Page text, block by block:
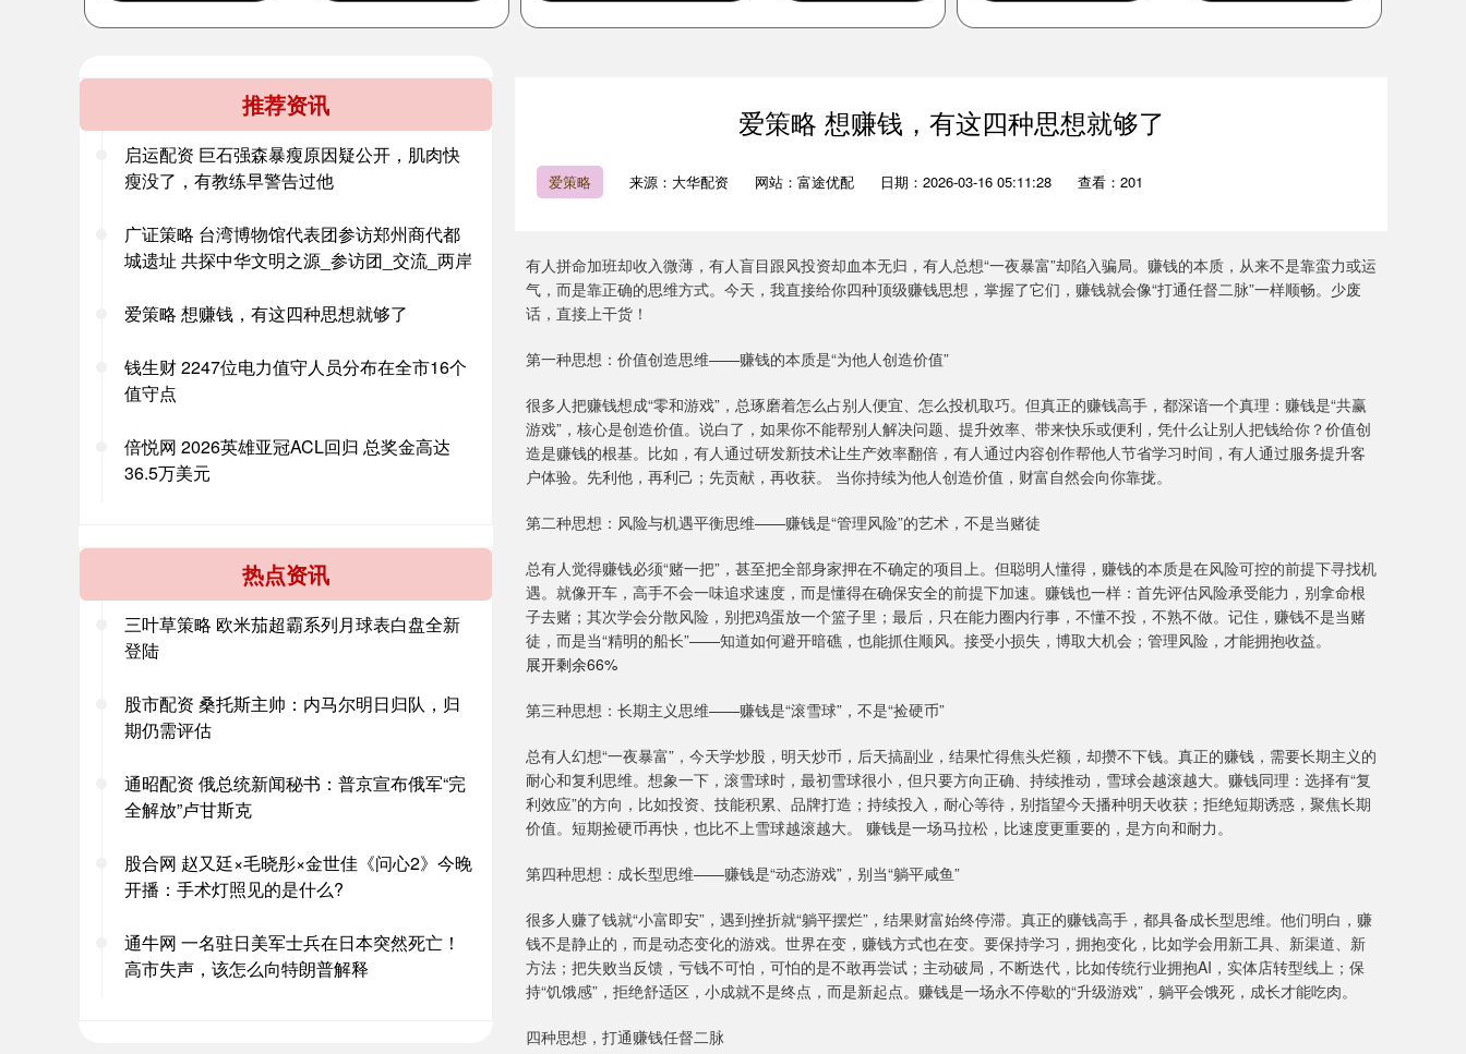
爱策略 想赚钱，有这四种思想就够了
爱策略 来源：大华配资 网站：富途优配 日期：2026-03-16 05:11:28 查看：201
有人拼命加班却收入微薄，有人盲目跟风投资却血本无归，有人总想“一夜暴富”却陷入骗局。赚钱的本质，从来不是靠蛮力或运
气，而是靠正确的思维方式。今天，我直接给你四种顶级赚钱思想，掌握了它们，赚钱就会像“打通任督二脉”一样顺畅。少废
话，直接上干货！
第一种思想：价值创造思维——赚钱的本质是“为他人创造价值”
很多人把赚钱想成“零和游戏”，总琢磨着怎么占别人便宜、怎么投机取巧。但真正的赚钱高手，都深谙一个真理：赚钱是“共赢
游戏”，核心是创造价值。说白了，如果你不能帮别人解决问题、提升效率、带来快乐或便利，凭什么让别人把钱给你？价值创
造是赚钱的根基。比如，有人通过研发新技术让生产效率翻倍，有人通过内容创作帮他人节省学习时间，有人通过服务提升客
户体验。先利他，再利己；先贡献，再收获。 当你持续为他人创造价值，财富自然会向你靠拢。
第二种思想：风险与机遇平衡思维——赚钱是“管理风险”的艺术，不是当赌徒
总有人觉得赚钱必须“赌一把”，甚至把全部身家押在不确定的项目上。但聪明人懂得，赚钱的本质是在风险可控的前提下寻找机
遇。就像开车，高手不会一味追求速度，而是懂得在确保安全的前提下加速。赚钱也一样：首先评估风险承受能力，别拿命根
子去赌；其次学会分散风险，别把鸡蛋放一个篮子里；最后，只在能力圈内行事，不懂不投，不熟不做。记住，赚钱不是当赌
徒，而是当“精明的船长”——知道如何避开暗礁，也能抓住顺风。接受小损失，博取大机会；管理风险，才能拥抱收益。
展开剩余66%
第三种思想：长期主义思维——赚钱是“滚雪球”，不是“捡硬币”
总有人幻想“一夜暴富”，今天学炒股，明天炒币，后天搞副业，结果忙得焦头烂额，却攒不下钱。真正的赚钱，需要长期主义的
耐心和复利思维。想象一下，滚雪球时，最初雪球很小，但只要方向正确、持续推动，雪球会越滚越大。赚钱同理：选择有“复
利效应”的方向，比如投资、技能积累、品牌打造；持续投入，耐心等待，别指望今天播种明天收获；拒绝短期诱惑，聚焦长期
价值。短期捡硬币再快，也比不上雪球越滚越大。 赚钱是一场马拉松，比速度更重要的，是方向和耐力。
第四种思想：成长型思维——赚钱是“动态游戏”，别当“躺平咸鱼”
很多人赚了钱就“小富即安”，遇到挫折就“躺平摆烂”，结果财富始终停滞。真正的赚钱高手，都具备成长型思维。他们明白，赚
钱不是静止的，而是动态变化的游戏。世界在变，赚钱方式也在变。要保持学习，拥抱变化，比如学会用新工具、新渠道、新
方法；把失败当反馈，亏钱不可怕，可怕的是不敢再尝试；主动破局，不断迭代，比如传统行业拥抱AI，实体店转型线上；保
持“饥饿感”，拒绝舒适区，小成就不是终点，而是新起点。赚钱是一场永不停歇的“升级游戏”，躺平会饿死，成长才能吃肉。
四种思想，打通赚钱任督二脉
推荐资讯
启运配资 巨石强森暴瘦原因疑公开，肌肉快
瘦没了，有教练早警告过他
广证策略 台湾博物馆代表团参访郑州商代都
城遗址 共探中华文明之源_参访团_交流_两岸
爱策略 想赚钱，有这四种思想就够了
钱生财 2247位电力值守人员分布在全市16个
值守点
倍悦网 2026英雄亚冠ACL回归 总奖金高达
36.5万美元
热点资讯
三叶草策略 欧米茄超霸系列月球表白盘全新
登陆
股市配资 桑托斯主帅：内马尔明日归队，归
期仍需评估
通昭配资 俄总统新闻秘书：普京宣布俄军“完
全解放”卢甘斯克
股合网 赵又廷×毛晓彤×金世佳《问心2》今晚
开播：手术灯照见的是什么?
通牛网 一名驻日美军士兵在日本突然死亡！
高市失声，该怎么向特朗普解释